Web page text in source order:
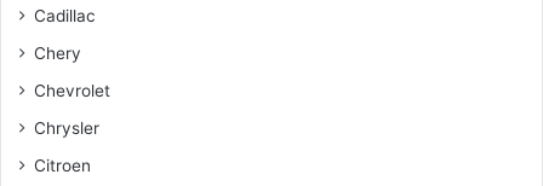
Cadillac
Chery
Chevrolet
Chrysler
Citroen